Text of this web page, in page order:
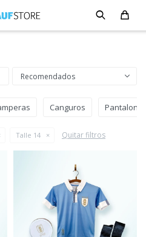
Recomendados
Canguros
Talle 14 Quitar filtros